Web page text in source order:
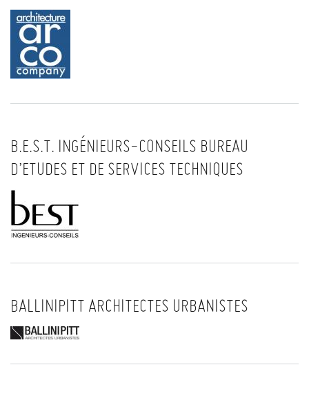
B.E.S.T. INGÉNIEURS-CONSEILS BUREAU
D’ETUDES ET DE SERVICES TECHNIQUES
BALLINIPITT ARCHITECTES URBANISTES